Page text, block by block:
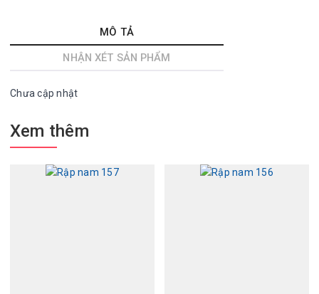
MÔ TẢ
NHẬN XÉT SẢN PHẨM
Chưa cập nhật
Xem thêm